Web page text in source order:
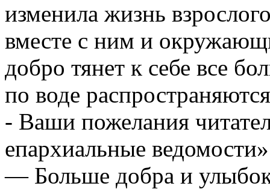
изменила жизнь
вместе с ним и
добро тянет к себе все
по воде
- Ваши пожелания
епархиальные
— Больше добра и